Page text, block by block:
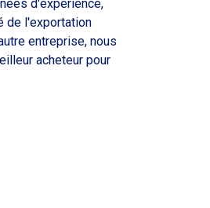
d'expérience,
de l'exportation
entreprise, nous
acheteur pour